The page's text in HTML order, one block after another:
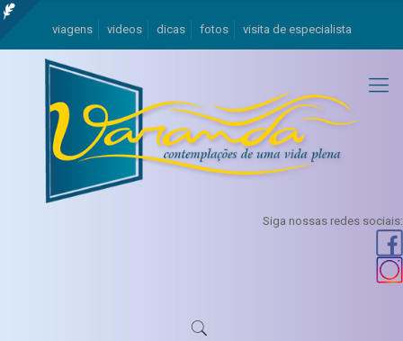
viagens videos dicas fotos visita de especialista
Siga nossas redes sociais: